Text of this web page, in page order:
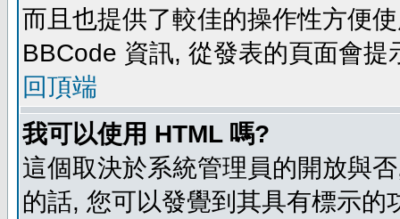
而且也提供了較佳的操作性方便
BBCode 資訊, 從發表的頁面會提
回頂端
我可以使用 HTML 嗎?
這個取決於系統管理員的開放與
的話, 您可以發覺到其具有標示